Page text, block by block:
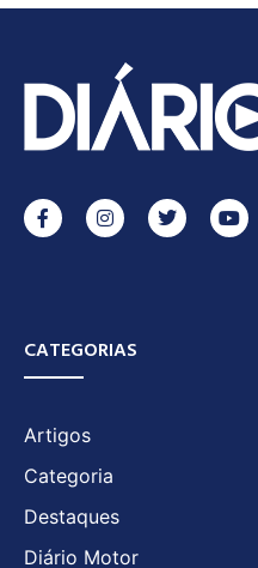
CATEGORIAS
Artigos
Categoria
Destaques
Diário Motor